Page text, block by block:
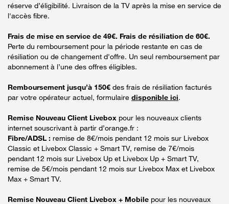
réserve d’éligibilité. Livraison de la TV après la mise en service de
l'accès fibre.
Frais de mise en service de 49€. Frais de résiliation de 60€.
Perte du remboursement pour la période restante en cas de
résiliation ou de changement d'offre. Un seul remboursement par
abonnement à l’une des offres éligibles.
Remboursement jusqu’à 150€ des frais de résiliation facturés
par votre opérateur actuel, formulaire disponible ici.
Remise Nouveau Client Livebox pour les nouveaux clients
internet souscrivant à partir d’orange.fr :
Fibre/ADSL : remise de 8€/mois pendant 12 mois sur Livebox
Classic et Livebox Classic + Smart TV, remise de 7€/mois
pendant 12 mois sur Livebox Up et Livebox Up + Smart TV,
remise de 5€/mois pendant 12 mois sur Livebox Max et Livebox
Max + Smart TV.
Remise Nouveau Client Livebox + Mobile pour les nouveaux